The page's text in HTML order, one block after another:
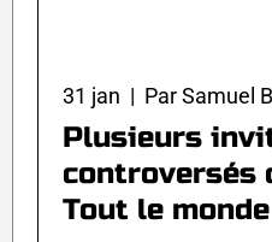
31 jan | Par Samuel
Plusieurs
controversés
Tout le